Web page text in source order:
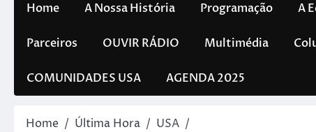
Home A Nossa História Programação A
Parceiros OUVIR RÁDIO Multimédia
COMUNIDADES USA AGENDA 2025
Home Última Hora
USA